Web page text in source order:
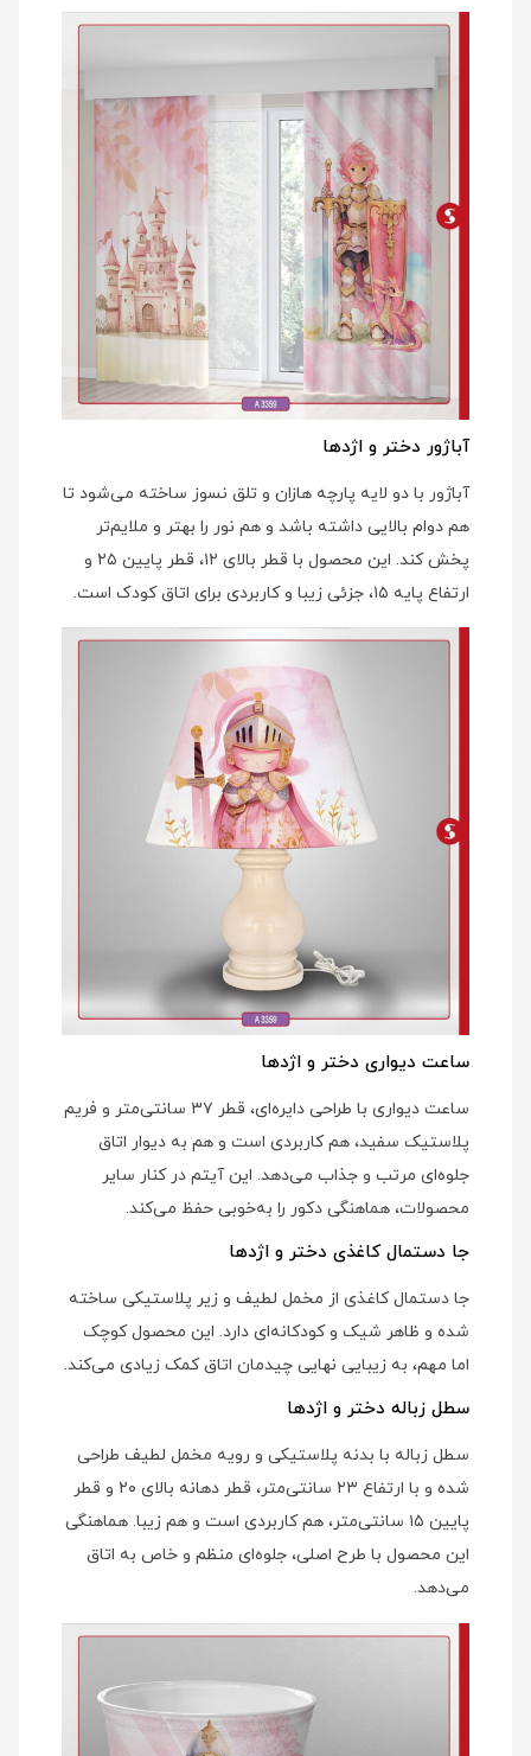
آباژور دختر و اژدها
آباژور با دو لایه پارچه هازان و تلق نسوز ساخته می‌شود تا
هم دوام بالایی داشته باشد و هم نور را بهتر و ملایم‌تر
پخش کند. این محصول با قطر بالای ۱۲، قطر پایین ۲۵ و
ارتفاع پایه ۱۵، جزئی زیبا و کاربردی برای اتاق کودک است.
ساعت دیواری دختر و اژدها
ساعت دیواری با طراحی دایره‌ای، قطر ۳۷ سانتی‌متر و فریم
پلاستیک سفید، هم کاربردی است و هم به دیوار اتاق
جلوه‌ای مرتب و جذاب می‌دهد. این آیتم در کنار سایر
محصولات، هماهنگی دکور را به‌خوبی حفظ می‌کند.
جا دستمال کاغذی دختر و اژدها
جا دستمال کاغذی از مخمل لطیف و زیر پلاستیکی ساخته
شده و ظاهر شیک و کودکانه‌ای دارد. این محصول کوچک
اما مهم، به زیبایی نهایی چیدمان اتاق کمک زیادی می‌کند.
سطل زباله دختر و اژدها
سطل زباله با بدنه پلاستیکی و رویه مخمل لطیف طراحی
شده و با ارتفاع ۲۳ سانتی‌متر، قطر دهانه بالای ۲۰ و قطر
پایین ۱۵ سانتی‌متر، هم کاربردی است و هم زیبا. هماهنگی
این محصول با طرح اصلی، جلوه‌ای منظم و خاص به اتاق
می‌دهد.